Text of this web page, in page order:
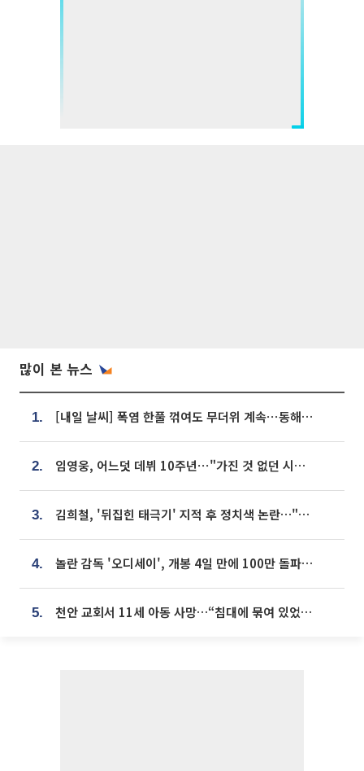
많이 본 뉴스
1. [내일 날씨] 폭염 한풀 꺾여도 무더위 계속⋯동해안 이틀 연속 비
2. 임영웅, 어느덧 데뷔 10주년⋯"가진 것 없던 시절, 내 앞엔 20명의 팬뿐"
3. 김희철, '뒤집힌 태극기' 지적 후 정치색 논란…"좌우 떠나 우리나라 국기"
4. 놀란 감독 '오디세이', 개봉 4일 만에 100만 돌파⋯'왕사남' 보다 빠르다
5. 천안 교회서 11세 아동 사망…“침대에 묶여 있었다” 진술 확보